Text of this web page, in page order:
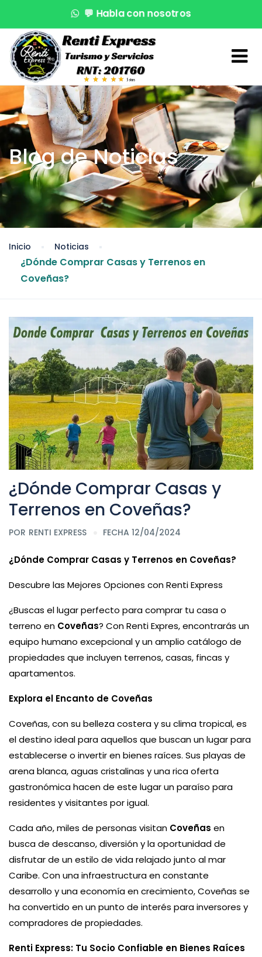
¡Reserva en segundos! 🚤 Atención VIP
💬 Habla con nosotros
Blog de Noticias
Inicio Noticias
¿Dónde Comprar Casas y Terrenos en
Coveñas?
¿Dónde Comprar Casas y
Terrenos en Coveñas?
POR RENTI EXPRESS FECHA 12/04/2024
¿Dónde Comprar Casas y Terrenos en Coveñas?
Descubre las Mejores Opciones con Renti Express
¿Buscas el lugar perfecto para comprar tu casa o
terreno en Coveñas? Con Renti Expres, encontrarás un
equipo humano excepcional y un amplio catálogo de
propiedades que incluyen terrenos, casas, fincas y
apartamentos.
Explora el Encanto de Coveñas
Coveñas, con su belleza costera y su clima tropical, es
el destino ideal para aquellos que buscan un lugar para
establecerse o invertir en bienes raíces. Sus playas de
arena blanca, aguas cristalinas y una rica oferta
gastronómica hacen de este lugar un paraíso para
residentes y visitantes por igual.
Cada año, miles de personas visitan Coveñas en
busca de descanso, diversión y la oportunidad de
disfrutar de un estilo de vida relajado junto al mar
Caribe. Con una infraestructura en constante
desarrollo y una economía en crecimiento, Coveñas se
ha convertido en un punto de interés para inversores y
compradores de propiedades.
Renti Express: Tu Socio Confiable en Bienes Raíces